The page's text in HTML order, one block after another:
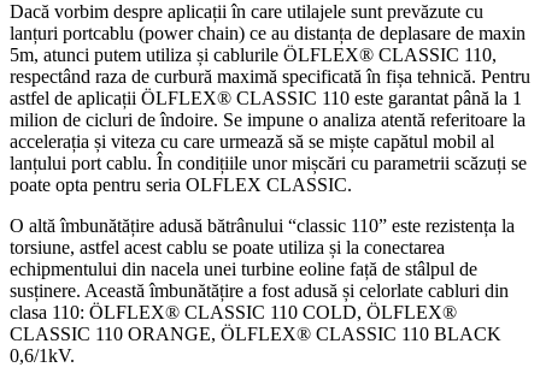
Dacă vorbim despre aplicații în care utilajele sunt prevăzute cu
lanțuri portcablu (power chain) ce au distanța de deplasare de maxin
5m, atunci putem utiliza și cablurile ÖLFLEX® CLASSIC 110,
respectând raza de curbură maximă specificată în fișa tehnică. Pentru
astfel de aplicații ÖLFLEX® CLASSIC 110 este garantat până la 1
milion de cicluri de îndoire. Se impune o analiza atentă referitoare la
accelerația și viteza cu care urmează să se miște capătul mobil al
lanțului port cablu. În condițiile unor mișcări cu parametrii scăzuți se
poate opta pentru seria OLFLEX CLASSIC.
O altă îmbunătățire adusă bătrânului “classic 110” este rezistența la
torsiune, astfel acest cablu se poate utiliza și la conectarea
echipmentului din nacela unei turbine eoline față de stâlpul de
susținere. Această îmbunătățire a fost adusă și celorlate cabluri din
clasa 110: ÖLFLEX® CLASSIC 110 COLD, ÖLFLEX®
CLASSIC 110 ORANGE, ÖLFLEX® CLASSIC 110 BLACK
0,6/1kV.